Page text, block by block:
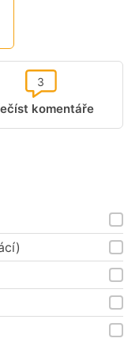
komentáře
3